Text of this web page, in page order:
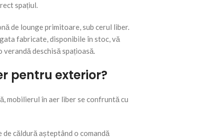
spațiul.
de lounge primitoare, sub cerul liber.
fabricate, disponibile în stoc, vă
deschisă spațioasă.
pentru exterior?
mobilierul în aer liber se confruntă cu
căldură așteptând o comandă